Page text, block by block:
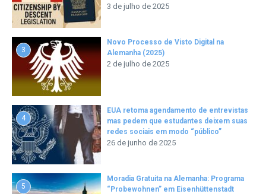
3 de julho de 2025
3
Novo Processo de Visto Digital na
Alemanha (2025)
2 de julho de 2025
4
EUA retoma agendamento de entrevistas
mas pedem que estudantes deixem suas
redes sociais em modo “público”
26 de junho de 2025
5
Moradia Gratuita na Alemanha: Programa
“Probewohnen” em Eisenhüttenstadt